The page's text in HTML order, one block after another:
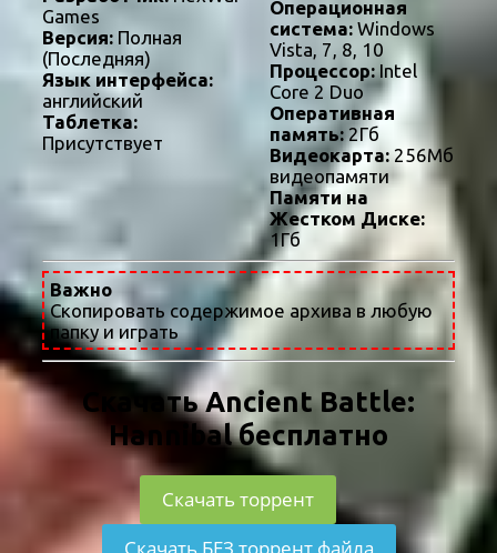
Games
Версия: Полная
(Последняя)
Язык интерфейса:
английский
Таблетка:
Присутствует
Операционная
система:Windows
Vista, 7, 8, 10
Процессор:Intel
Core 2 Duo
Оперативная
память:2Гб
Видеокарта:256Мб
видеопамяти
Памяти на
Жестком Диске:
1Гб
Важно
Скопировать содержимое архива в любую
папку и играть
Скачать Ancient Battle:
Hannibal бесплатно
Скачать торрент